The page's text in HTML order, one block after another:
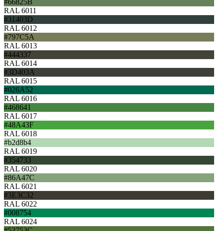
RAL 6011
#31403D
RAL 6012
#797C5A
RAL 6013
#444337
RAL 6014
#3D403A
RAL 6015
#026A52
RAL 6016
#468641
RAL 6017
#48A43F
RAL 6018
#b2d8b4
RAL 6019
#354733
RAL 6020
#86A47C
RAL 6021
#3E3C32
RAL 6022
#008754
RAL 6024